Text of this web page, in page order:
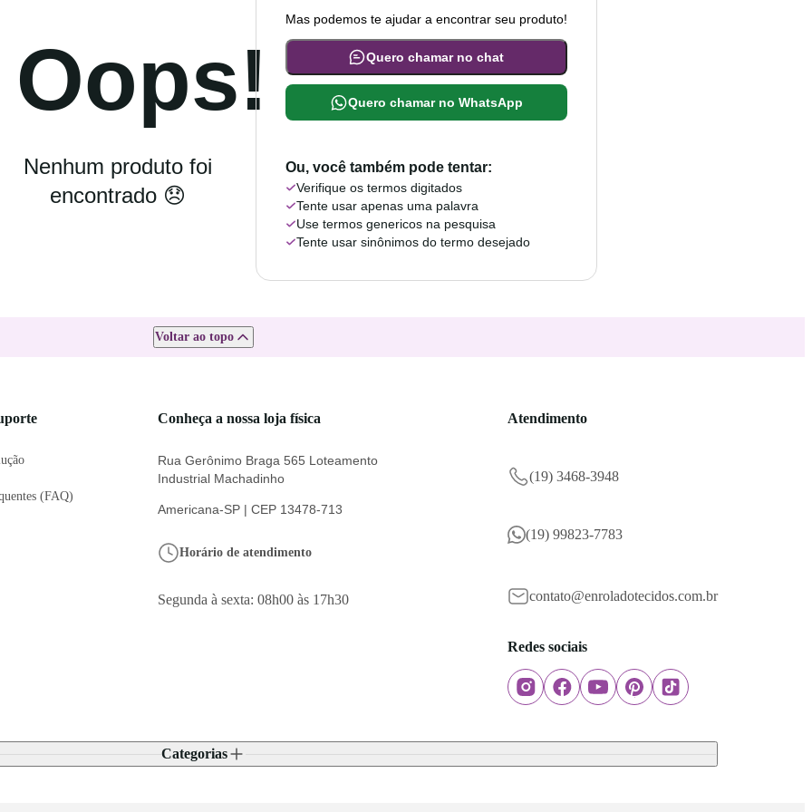
Oops!
Nenhum produto foi
encontrado 😞
Mas podemos te ajudar a encontrar seu produto!
Quero chamar no chat
Quero chamar no WhatsApp
Ou, você também pode tentar:
Verifique os termos digitados
Tente usar apenas uma palavra
Use termos genericos na pesquisa
Tente usar sinônimos do termo desejado
Voltar ao topo
(FAQ)
Conheça a nossa loja física
Rua Gerônimo Braga 565 Loteamento
Industrial Machadinho
Americana-SP | CEP 13478-713
Horário de atendimento
Segunda à sexta: 08h00 às 17h30
Atendimento
(19) 3468-3948
(19) 99823-7783
contato@enroladotecidos.com.br
Redes sociais
Categorias